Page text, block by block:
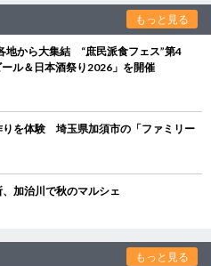
もっと見る
地から大集結 “庶民派食フェス”第4
ル＆日本酒祭り2026」を開催
りを体験 埼玉県加須市の「ファミリー
加治川で秋のマルシェ
もっと見る